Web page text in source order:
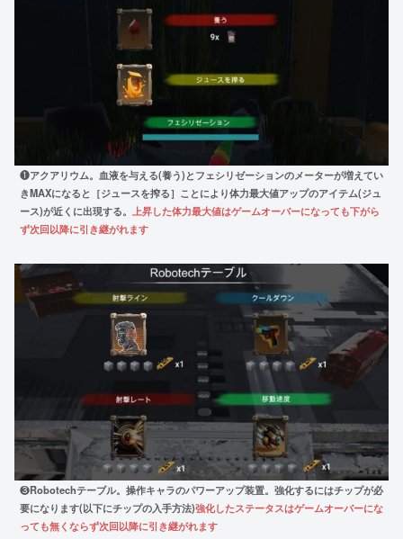
❶アクアリウム。血液を与える(養う)とフェシリゼーションのメーターが増えてい
きMAXになると［ジュースを搾る］ことにより体力最大値アップのアイテム(ジュ
ース)が近くに出現する。
上昇した体力最大値はゲームオーバーになっても下がら
ず次回以降に引き継がれます
❸Robotechテーブル。操作キャラのパワーアップ装置。強化するにはチップが必
要になります(以下にチップの入手方法)強化したステータスはゲームオーバーにな
っても無くならず次回以降に引き継がれます